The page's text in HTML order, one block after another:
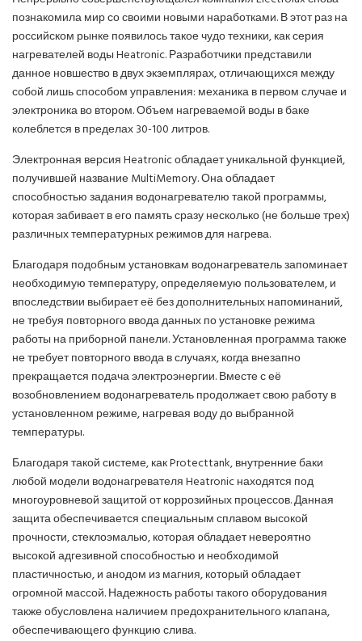
познакомила мир со своими новыми наработками. В этот раз на
российском рынке появилось такое чудо техники, как серия
нагревателей воды Heatronic. Разработчики представили
данное новшество в двух экземплярах, отличающихся между
собой лишь способом управления: механика в первом случае и
электроника во втором. Объем нагреваемой воды в баке
колеблется в пределах 30-100 литров.
Электронная версия Heatronic обладает уникальной функцией,
получившей название MultiMemory. Она обладает
способностью задания водонагревателю такой программы,
которая забивает в его память сразу несколько (не больше трех)
различных температурных режимов для нагрева.
Благодаря подобным установкам водонагреватель запоминает
необходимую температуру, определяемую пользователем, и
впоследствии выбирает её без дополнительных напоминаний,
не требуя повторного ввода данных по установке режима
работы на приборной панели. Установленная программа также
не требует повторного ввода в случаях, когда внезапно
прекращается подача электроэнергии. Вместе с её
возобновлением водонагреватель продолжает свою работу в
установленном режиме, нагревая воду до выбранной
температуры.
Благодаря такой системе, как Protecttank, внутренние баки
любой модели водонагревателя Heatronic находятся под
многоуровневой защитой от коррозийных процессов. Данная
защита обеспечивается специальным сплавом высокой
прочности, стеклоэмалью, которая обладает невероятно
высокой адгезивной способностью и необходимой
пластичностью, и анодом из магния, который обладает
огромной массой. Надежность работы такого оборудования
также обусловлена наличием предохранительного клапана,
обеспечивающего функцию слива.